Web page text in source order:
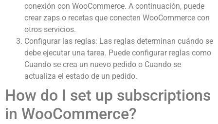
conexión con WooCommerce. A continuación, puede
crear zaps o recetas que conecten WooCommerce con
otros servicios.
Configurar las reglas: Las reglas determinan cuándo se
debe ejecutar una tarea. Puede configurar reglas como
Cuando se crea un nuevo pedido o Cuando se
actualiza el estado de un pedido.
How do I set up subscriptions
in WooCommerce?